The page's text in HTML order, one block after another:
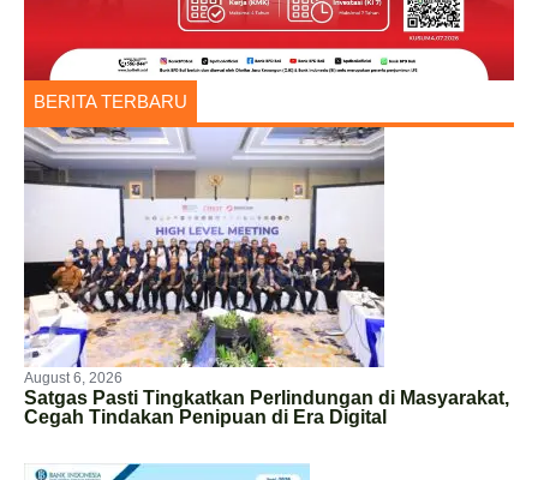
BERITA TERBARU
August 6, 2026
Satgas Pasti Tingkatkan Perlindungan di Masyarakat,
Cegah Tindakan Penipuan di Era Digital